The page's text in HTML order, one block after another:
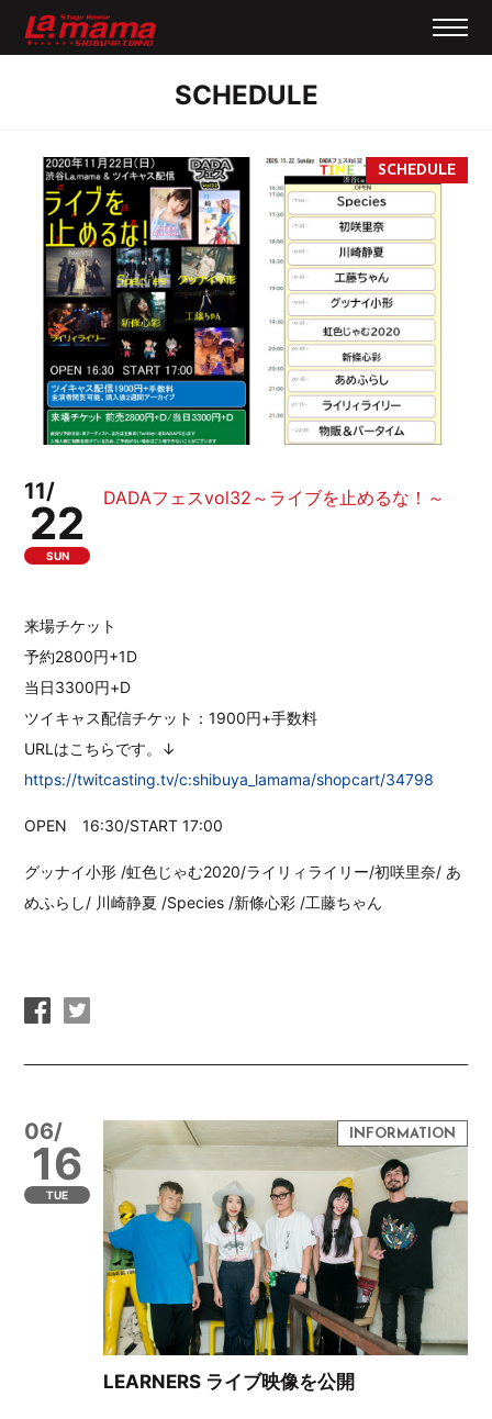
SCHEDULE
11/
22
SUN
DADAフェスvol32～ライブを止めるな！～
来場チケット
予約2800円+1D
当日3300円+D
ツイキャス配信チケット：1900円+手数料
URLはこちらです。↓
https://twitcasting.tv/c:shibuya_lamama/shopcart/34798
OPEN 16:30/START 17:00
グッナイ小形 /虹色じゃむ2020/ライリィライリー/初咲里奈/ あ
めふらし/ 川崎静夏 /Species /新條心彩 /工藤ちゃん
06/
16
TUE
LEARNERS ライブ映像を公開